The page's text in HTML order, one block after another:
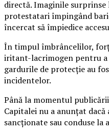
directă. Imaginile
protestatari împingând
încercat să împiedice
În timpul îmbrâncelilor,
iritant-lacrimogen pentru a
gardurile de protecție au
incidentelor.
Până la momentul
Capitalei nu a anunțat
sancționate sau conduse la